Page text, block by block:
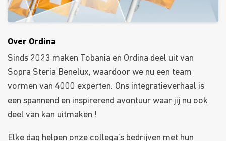
Over Ordina
Sinds 2023 maken Tobania en Ordina deel uit van
Sopra Steria Benelux, waardoor we nu een team
vormen van 4000 experten. Ons integratieverhaal is
een spannend en inspirerend avontuur waar jij nu ook
deel van kan uitmaken !
Elke dag helpen onze collega’s bedrijven met hun